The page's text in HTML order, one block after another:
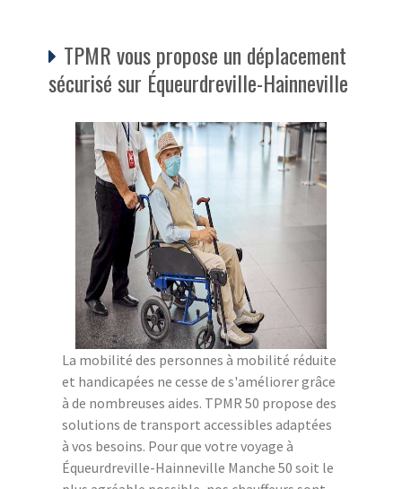
TPMR vous propose un déplacement
sécurisé sur Équeurdreville-Hainneville
La mobilité des personnes à mobilité réduite
et handicapées ne cesse de s'améliorer grâce
à de nombreuses aides. TPMR 50 propose des
solutions de transport accessibles adaptées
à vos besoins. Pour que votre voyage à
Équeurdreville-Hainneville Manche 50 soit le